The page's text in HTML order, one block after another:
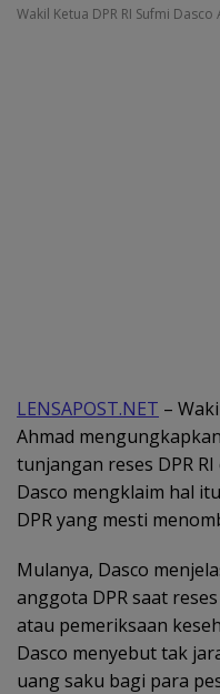
Wakil Ketua DPR RI Sufmi Dasco
LENSAPOST.NET –
Ahmad
tunjangan reses DPR
Dasco mengklaim hal
DPR yang mesti
Mulanya, Dasco
anggota DPR saat
atau pemeriksaan
Dasco menyebut tak
uang saku bagi para